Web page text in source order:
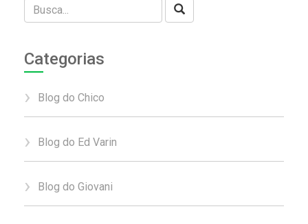
Categorias
Blog do Chico
Blog do Ed Varin
Blog do Giovani